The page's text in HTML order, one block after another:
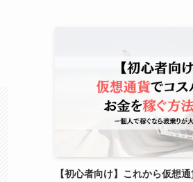
【初心者向け】これから仮想